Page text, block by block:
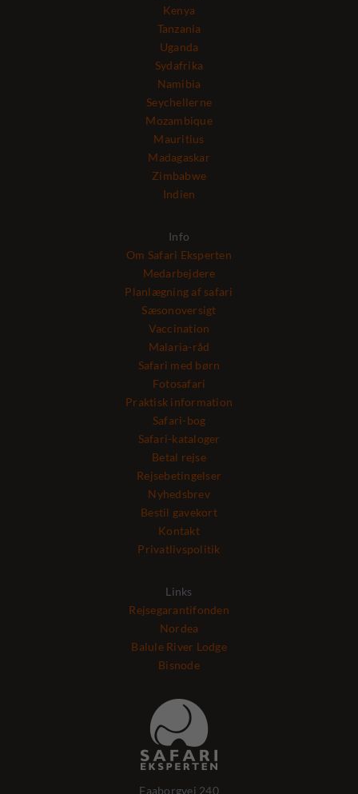
Kenya
Tanzania
Uganda
Sydafrika
Namibia
Seychellerne
Mozambique
Mauritius
Madagaskar
Zimbabwe
Indien
Info
Om Safari Eksperten
Medarbejdere
Planlægning af safari
Sæsonoversigt
Vaccination
Malaria-råd
Safari med børn
Fotosafari
Praktisk information
Safari-bog
Safari-kataloger
Betal rejse
Rejsebetingelser
Nyhedsbrev
Bestil gavekort
Kontakt
Privatlivspolitik
Links
Rejsegarantifonden
Nordea
Balule River Lodge
Bisnode
Faaborgvej 240